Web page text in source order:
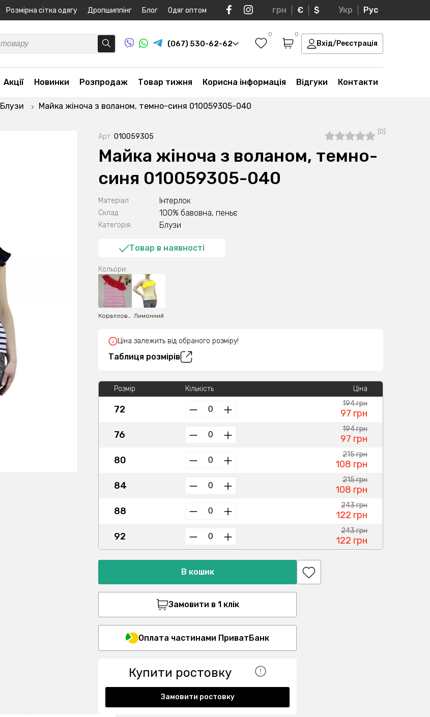
Розмірна сітка одягу Дропшиппінг Блог Одяг оптом грн € $ Укр Рус
(067) 530-62-62
0 0
Вхід/Реєстрація
Акції Новинки Розпродаж Товар тижня Корисна інформація Відгуки Контакти
Блузи Майка жіноча з воланом, темно-синя 010059305-040
Арт. 010059305
(0)
Майка жіноча з воланом, темно-
синя 010059305-040
Матеріал Інтерлок
Склад 100% бавовна, пеньє
Категорія: Блузи
Товар в наявності
Кольори:
Коралловий Лимонний
Ціна залежить від обраного розміру!
Таблиця розмірів
Розмір
72
76
80
84
88
92
Кількість
Ціна
194 грн
97 грн
194 грн
97 грн
215 грн
108 грн
215 грн
108 грн
243 грн
122 грн
243 грн
122 грн
В кошик
Замовити в 1 клік
Оплата частинами ПриватБанк
Купити ростовку
Замовити ростовку